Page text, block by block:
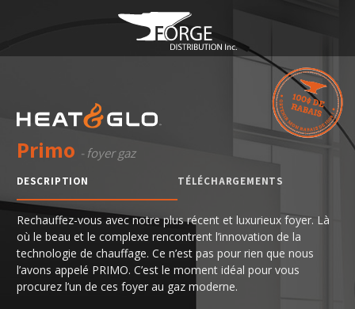
Primo - foyer gaz
DESCRIPTION TÉLÉCHARGEMENTS
Rechauffez-vous avec notre plus récent et luxurieux foyer. Là
où le beau et le complexe rencontrent l’innovation de la
technologie de chauffage. Ce n’est pas pour rien que nous
l’avons appelé PRIMO. C’est le moment idéal pour vous
procurez l’un de ces foyer au gaz moderne.